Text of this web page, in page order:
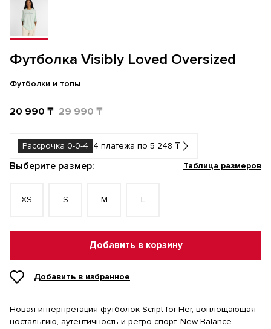
Футболка Visibly Loved Oversized
Футболки и топы
20 990 ₸ 29 990 ₸
Рассрочка 0-0-4 4 платежа по 5 248 ₸
Выберите размер: Таблица размеров
XS S M L
Добавить в корзину
Добавить в избранное
Новая интерпретация футболок Script for Her, воплощающая
ностальгию, аутентичность и ретро-спорт. New Balance